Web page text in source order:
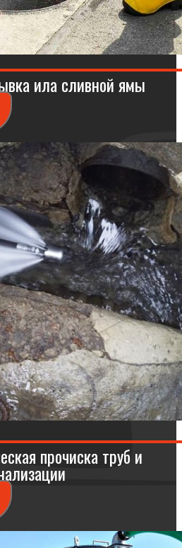
ила сливной ямы
прочиска труб и